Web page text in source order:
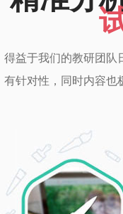
得益于我们的教研团队
有针对性，同时内容也